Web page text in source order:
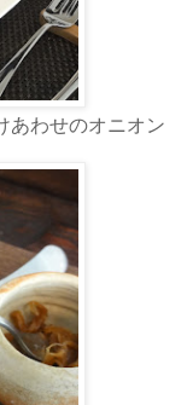
あわせのオニオン